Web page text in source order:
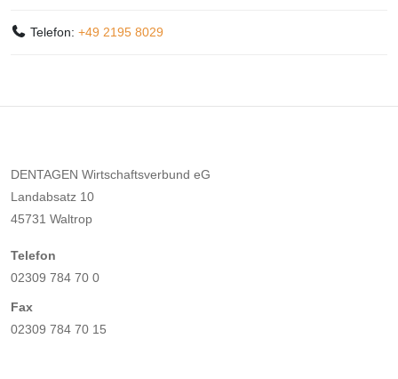
Telefon:+49 2195 8029
DENTAGEN Wirtschaftsverbund eG
Landabsatz 10
45731 Waltrop
Telefon
02309 784 70 0
Fax
02309 784 70 15